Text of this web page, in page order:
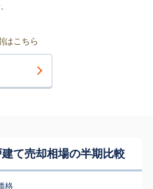
はこちら
て売却相場の半期比較
格